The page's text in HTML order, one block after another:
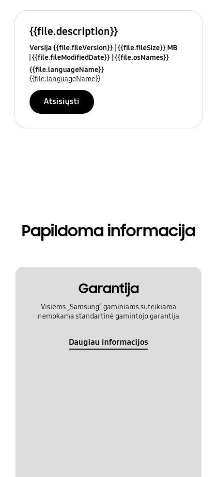
{{file.description}}
Versija {{file.fileVersion}} {{file.fileSize}} MB
{{file.fileModifiedDate}} {{file.osNames}}
{{file.languageName}}
{{file.languageName}}
Atsisiųsti
Papildoma informacija
Garantija
Visiems „Samsung“ gaminiams suteikiama
nemokama standartinė gamintojo garantija
Daugiau informacijos